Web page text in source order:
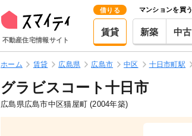
不動産住宅情報サイト
借りる
賃貸
マンションを買う
新築 中古
ホーム 賃貸 広島県 広島市 中区 十日市町駅
グラビスコート十日市
広島県広島市中区猫屋町 (2004年築)